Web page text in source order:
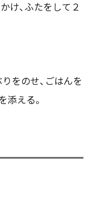
け、ふたをして２
をのせ、ごはんを
添える。